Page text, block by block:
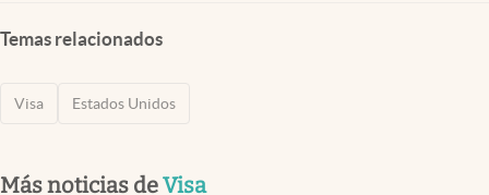
Temas relacionados
Visa Estados Unidos
Más noticias deVisa